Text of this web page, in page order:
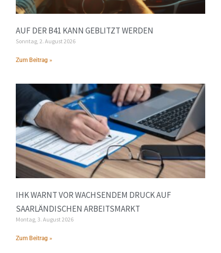
AUF DER B41 KANN GEBLITZT WERDEN
Sonntag, 2. August 2026
Zum Beitrag »
IHK WARNT VOR WACHSENDEM DRUCK AUF
SAARLÄNDISCHEN ARBEITSMARKT
Montag, 3. August 2026
Zum Beitrag »